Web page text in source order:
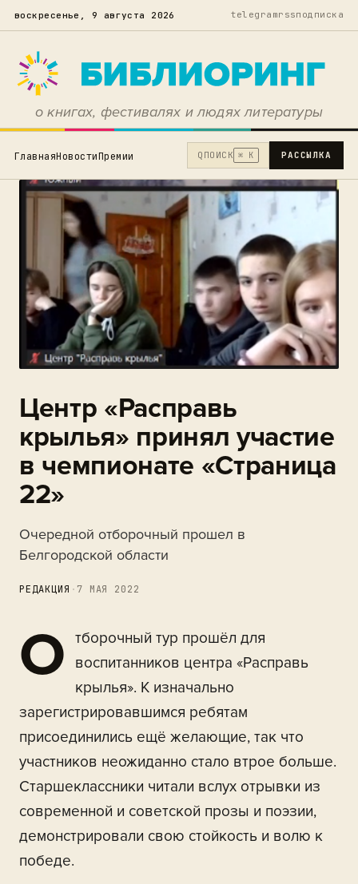
воскресенье, 9 августа 2026 telegramrssподписка
о книгах, фестивалях и людях литературы
ГлавнаяНовостиПремии Q ПОИСК ⌘ K РАССЫЛКА
Центр «Расправь
крылья» принял участие
в чемпионате «Страница
22»
Очередной отборочный прошел в
Белгородской области
РЕДАКЦИЯ · 7 МАЯ 2022
О
тборочный тур прошёл для
воспитанников центра «Расправь
крылья». К изначально
зарегистрировавшимся ребятам
присоединились ещё желающие, так что
участников неожиданно стало втрое больше.
Старшеклассники читали вслух отрывки из
современной и советской прозы и поэзии,
демонстрировали свою стойкость и волю к
победе.